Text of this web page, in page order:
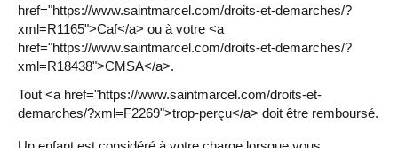
href="https://www.saintmarcel.com/droits-et-demarches/?
xml=R1165">Caf</a> ou à votre <a
href="https://www.saintmarcel.com/droits-et-demarches/?
xml=R18438">CMSA</a>.
Tout <a href="https://www.saintmarcel.com/droits-et-
demarches/?xml=F2269">trop-perçu</a> doit être remboursé.